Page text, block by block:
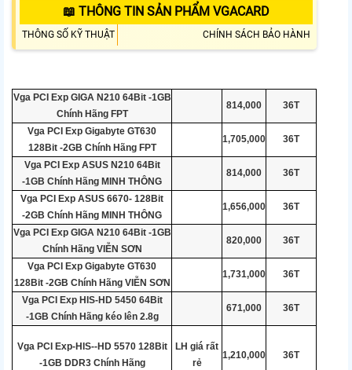
📖 THÔNG TIN SẢN PHẨM VGACARD
THÔNG SỐ KỸ THUẬT CHÍNH SÁCH BẢO HÀNH
Vga PCI Exp GIGA N210 64Bit -1GB
Chính Hãng FPT
814,000 36T
Vga PCI Exp Gigabyte GT630
128Bit -2GB Chính Hãng FPT
1,705,000 36T
Vga PCI Exp ASUS N210 64Bit
-1GB Chính Hãng MINH THÔNG
814,000 36T
Vga PCI Exp ASUS 6670- 128Bit
-2GB Chính Hãng MINH THÔNG
1,656,000 36T
Vga PCI Exp GIGA N210 64Bit -1GB
Chính Hãng VIỄN SƠN
820,000 36T
Vga PCI Exp Gigabyte GT630
128Bit -2GB Chính Hãng VIỄN SƠN
1,731,000 36T
Vga PCI Exp HIS-HD 5450 64Bit
-1GB Chính Hãng kéo lên 2.8g
671,000 36T
Vga PCI Exp-HIS--HD 5570 128Bit
-1GB DDR3 Chính Hãng
LH giá rất
rẻ
1,210,000 36T